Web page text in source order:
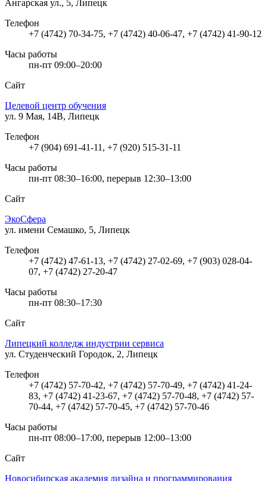
Ангарская ул., 5, Липецк
Телефон
+7 (4742) 70-34-75, +7 (4742) 40-06-47, +7 (4742) 41-90-12
Часы работы
пн-пт 09:00–20:00
Сайт
Целевой центр обучения
ул. 9 Мая, 14В, Липецк
Телефон
+7 (904) 691-41-11, +7 (920) 515-31-11
Часы работы
пн-пт 08:30–16:00, перерыв 12:30–13:00
Сайт
ЭкоСфера
ул. имени Семашко, 5, Липецк
Телефон
+7 (4742) 47-61-13, +7 (4742) 27-02-69, +7 (903) 028-04-
07, +7 (4742) 27-20-47
Часы работы
пн-пт 08:30–17:30
Сайт
Липецкий колледж индустрии сервиса
ул. Студенческий Городок, 2, Липецк
Телефон
+7 (4742) 57-70-42, +7 (4742) 57-70-49, +7 (4742) 41-24-
83, +7 (4742) 41-23-67, +7 (4742) 57-70-48, +7 (4742) 57-
70-44, +7 (4742) 57-70-45, +7 (4742) 57-70-46
Часы работы
пн-пт 08:00–17:00, перерыв 12:00–13:00
Сайт
Новосибирская академия дизайна и программирования